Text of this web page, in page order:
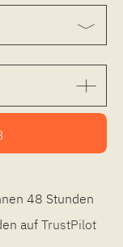
48 Stunden
auf TrustPilot